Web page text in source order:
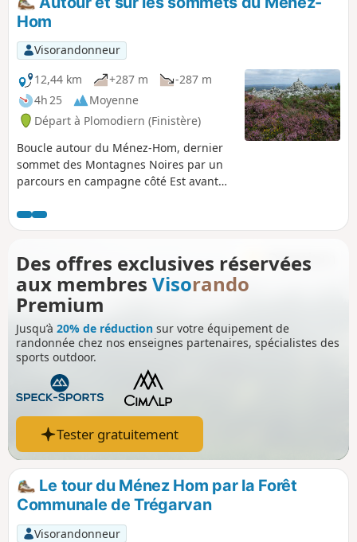
Hom
Visorandonneur
12,44 km
+287 m
-287 m
4h 25
Moyenne
Départ à Plomodiern (Finistère)
Boucle autour du Ménez-Hom, dernier
sommet des Montagnes Noires par un
parcours en campagne côté Est avant
les deux sommets le Yed (329m) puis le
Hielc'h (298m). Large vue panoramique
suspendu, le fond de la rade de Brest et
toute la baie de Douarnenez. Belle
végétation de lande rase et de bruyères
fleuries à partir de juin. Visite possible
de l'imposante chapelle (si ouverture) et
de son enclos avec son calvaire de 1544.
Des offres exclusives réservées
aux membres Visorando
Premium
Jusqu’à 20% de réduction sur votre équipement de
randonnée chez nos enseignes partenaires, spécialistes des
sports outdoor.
Tester gratuitement
Le tour du Ménez Hom par la Forêt
Communale de Trégarvan
Visorandonneur